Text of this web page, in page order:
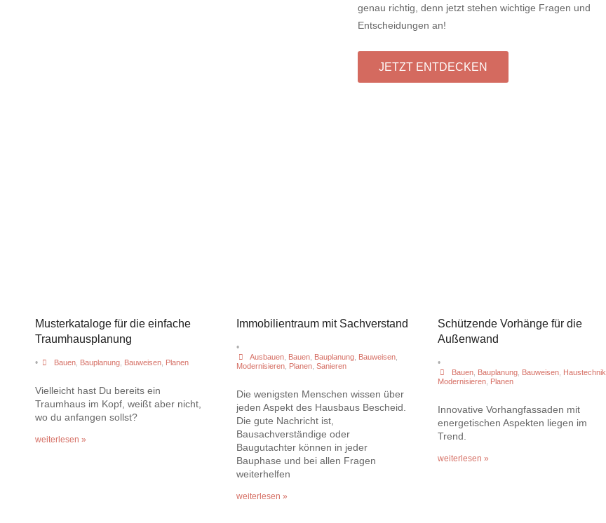
genau richtig, denn jetzt stehen wichtige Fragen und
Entscheidungen an!
JETZT ENTDECKEN
Musterkataloge für die einfache
Traumhausplanung
• Bauen, Bauplanung, Bauweisen, Planen
Vielleicht hast Du bereits ein
Traumhaus im Kopf, weißt aber nicht,
wo du anfangen sollst?
weiterlesen »
Immobilientraum mit Sachverstand
•
Ausbauen, Bauen, Bauplanung, Bauweisen,
Modernisieren, Planen, Sanieren
Die wenigsten Menschen wissen über
jeden Aspekt des Hausbaus Bescheid.
Die gute Nachricht ist,
Bausachverständige oder
Baugutachter können in jeder
Bauphase und bei allen Fragen
weiterhelfen
weiterlesen »
Schützende Vorhänge für die
Außenwand
•
Bauen, Bauplanung, Bauweisen, Haustechnik
Modernisieren, Planen
Innovative Vorhangfassaden mit
energetischen Aspekten liegen im
Trend.
weiterlesen »